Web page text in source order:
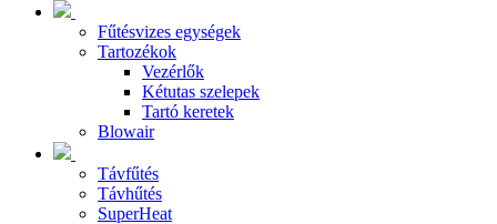
Fűtésvizes egységek
Tartozékok
Vezérlők
Kétutas szelepek
Tartó keretek
Blowair
Távfűtés
Távhűtés
SuperHeat